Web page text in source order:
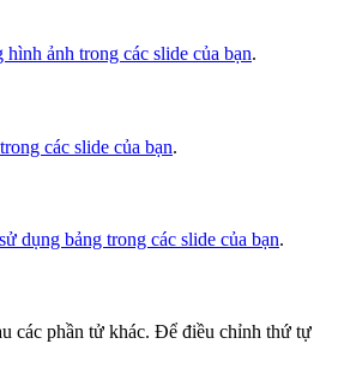
hình ảnh trong các slide của bạn.
các slide của bạn.
dụng bảng trong các slide của bạn.
các phần tử khác. Để điều chỉnh thứ tự